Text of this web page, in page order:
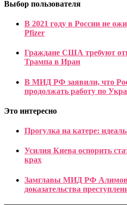
Выбор пользователя
В 2021 году в России не
Pfizer
Граждане США требуют
Трампа в Иран
В МИД РФ заявили, что
продолжать работу по
Это интересно
Прогулка на катере:
Усилия Киева оспорить
крах
Замглавы МИД РФ
доказательства